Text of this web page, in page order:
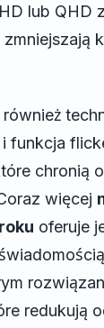
lub QHD
również
funkcja
chronią
więcej
oferuje
redukują